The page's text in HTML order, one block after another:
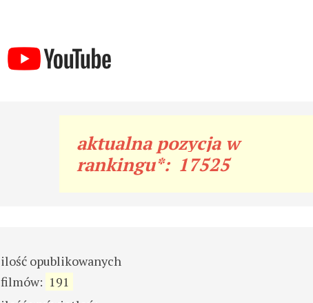
aktualna pozycja w
rankingu*: 17525
ilość opublikowanych
filmów: 191